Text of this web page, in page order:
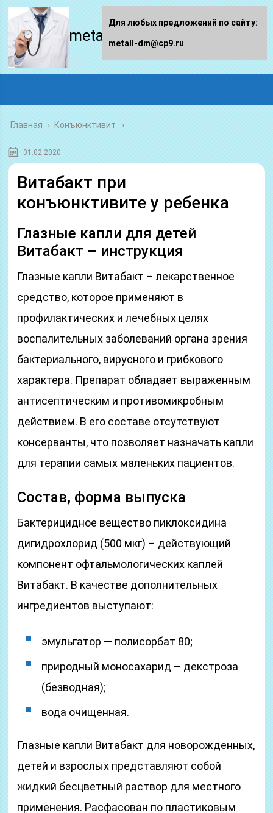
metall-dm.ru
Главная › Конъюнктивит
01.02.2020
Витабакт при
конъюнктивите у ребенка
Глазные капли для детей
Витабакт – инструкция
Глазные капли Витабакт – лекарственное
средство, которое применяют в
профилактических и лечебных целях
воспалительных заболеваний органа зрения
бактериального, вирусного и грибкового
характера. Препарат обладает выраженным
антисептическим и противомикробным
действием. В его составе отсутствуют
консерванты, что позволяет назначать капли
для терапии самых маленьких пациентов.
Состав, форма выпуска
Бактерицидное вещество пиклоксидина
дигидрохлорид (500 мкг) – действующий
компонент офтальмологических каплей
Витабакт. В качестве дополнительных
ингредиентов выступают:
эмульгатор — полисорбат 80;
природный моносахарид – декстроза
(безводная);
вода очищенная.
Глазные капли Витабакт для новорожденных,
детей и взрослых представляют собой
жидкий бесцветный раствор для местного
применения. Расфасован по пластиковым
Для любых предложений по сайту:
metall-dm@cp9.ru